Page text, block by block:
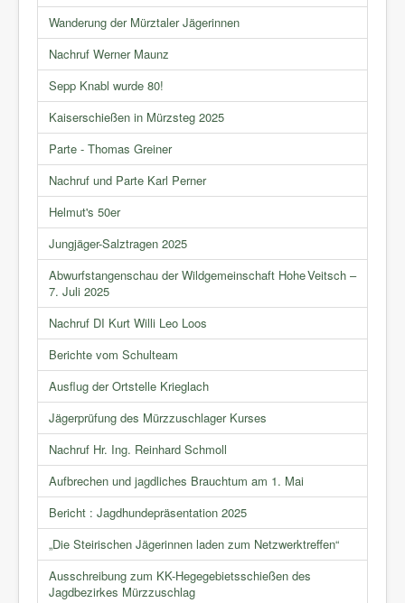
Wanderung der Mürztaler Jägerinnen
Nachruf Werner Maunz
Sepp Knabl wurde 80!
Kaiserschießen in Mürzsteg 2025
Parte - Thomas Greiner
Nachruf und Parte Karl Perner
Helmut's 50er
Jungjäger-Salztragen 2025
Abwurfstangenschau der Wildgemeinschaft Hohe Veitsch –
7. Juli 2025
Nachruf DI Kurt Willi Leo Loos
Berichte vom Schulteam
Ausflug der Ortstelle Krieglach
Jägerprüfung des Mürzzuschlager Kurses
Nachruf Hr. Ing. Reinhard Schmoll
Aufbrechen und jagdliches Brauchtum am 1. Mai
Bericht : Jagdhundepräsentation 2025
„Die Steirischen Jägerinnen laden zum Netzwerktreffen“
Ausschreibung zum KK-Hegegebietsschießen des
Jagdbezirkes Mürzzuschlag